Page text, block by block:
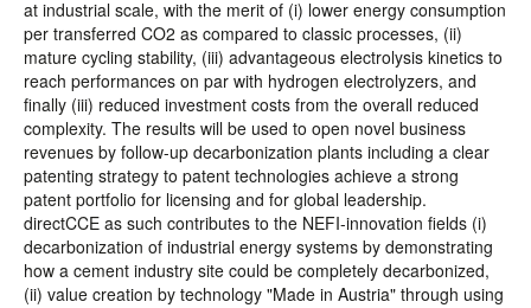
at industrial scale, with the merit of (i) lower energy consumption
per transferred CO2 as compared to classic processes, (ii)
mature cycling stability, (iii) advantageous electrolysis kinetics to
reach performances on par with hydrogen electrolyzers, and
finally (iii) reduced investment costs from the overall reduced
complexity. The results will be used to open novel business
revenues by follow-up decarbonization plants including a clear
patenting strategy to patent technologies achieve a strong
patent portfolio for licensing and for global leadership.
directCCE as such contributes to the NEFI-innovation fields (i)
decarbonization of industrial energy systems by demonstrating
how a cement industry site could be completely decarbonized,
(ii) value creation by technology "Made in Austria" through using